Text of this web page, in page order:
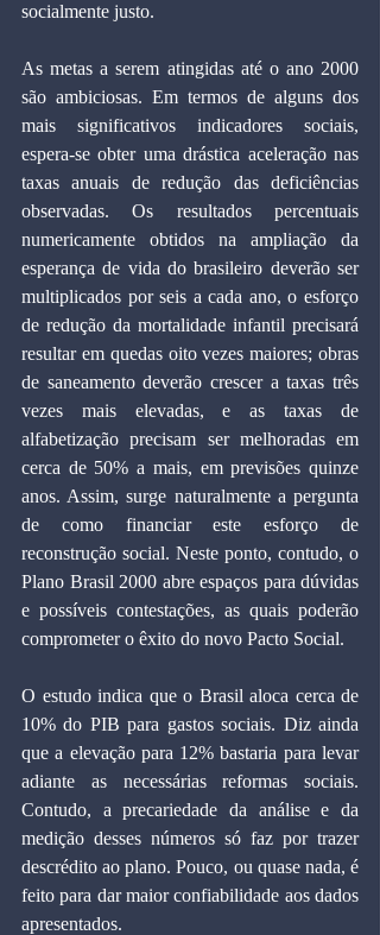
socialmente justo.
As metas a serem atingidas até o ano 2000
são ambiciosas. Em termos de alguns dos
mais significativos indicadores sociais,
espera-se obter uma drástica aceleração nas
taxas anuais de redução das deficiências
observadas. Os resultados percentuais
numericamente obtidos na ampliação da
esperança de vida do brasileiro deverão ser
multiplicados por seis a cada ano, o esforço
de redução da mortalidade infantil precisará
resultar em quedas oito vezes maiores; obras
de saneamento deverão crescer a taxas três
vezes mais elevadas, e as taxas de
alfabetização precisam ser melhoradas em
cerca de 50% a mais, em previsões quinze
anos. Assim, surge naturalmente a pergunta
de como financiar este esforço de
reconstrução social. Neste ponto, contudo, o
Plano Brasil 2000 abre espaços para dúvidas
e possíveis contestações, as quais poderão
comprometer o êxito do novo Pacto Social.
O estudo indica que o Brasil aloca cerca de
10% do PIB para gastos sociais. Diz ainda
que a elevação para 12% bastaria para levar
adiante as necessárias reformas sociais.
Contudo, a precariedade da análise e da
medição desses números só faz por trazer
descrédito ao plano. Pouco, ou quase nada, é
feito para dar maior confiabilidade aos dados
apresentados.